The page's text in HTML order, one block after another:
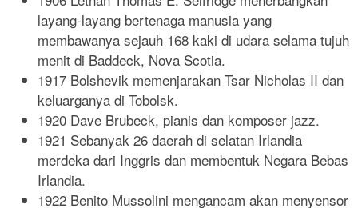
layang-layang bertenaga manusia yang
membawanya sejauh 168 kaki di udara selama tujuh
menit di Baddeck, Nova Scotia.
1917 Bolshevik memenjarakan Tsar Nicholas II dan
keluarganya di Tobolsk.
1920 Dave Brubeck, pianis dan komposer jazz.
1921 Sebanyak 26 daerah di selatan Irlandia
merdeka dari Inggris dan membentuk Negara Bebas
Irlandia.
1922 Benito Mussolini mengancam akan menyensor